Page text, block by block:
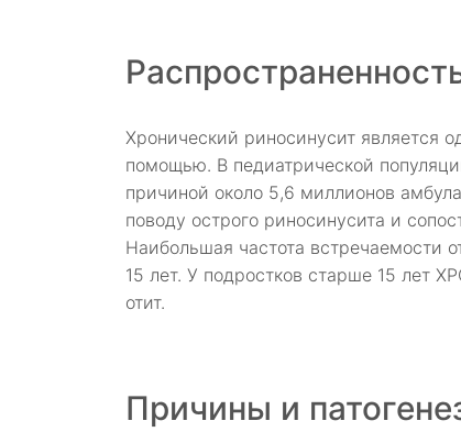
Хронический риносинусит является
помощью. В педиатрической
причиной около 5,6 миллионов
поводу острого риносинусита и
Наибольшая частота встречаемости
15 лет. У подростков старше 15 лет
отит.
Причины и